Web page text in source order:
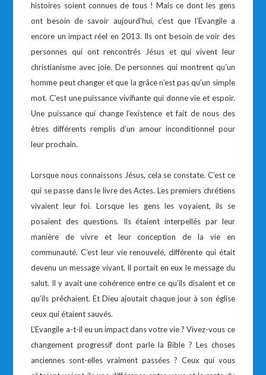
histoires soient connues de tous ! Mais ce dont les gens
ont besoin de savoir aujourd’hui, c’est que l’Evangile a
encore un impact réel en 2013. Ils ont besoin de voir des
personnes qui ont rencontrés Jésus et qui vivent leur
christianisme avec joie. De personnes qui montrent qu’un
homme peut changer et que la grâce n’est pas qu’un simple
mot. C’est une puissance vivifiante qui donne vie et espoir.
Une puissance qui change l’existence et fait de nous des
êtres différents remplis d’un amour inconditionnel pour
leur prochain.
Lorsque nous connaissons Jésus, cela se constate. C’est ce
qui se passe dans le livre des Actes. Les premiers chrétiens
vivaient leur foi. Lorsque les gens les voyaient, ils se
posaient des questions. Ils étaient interpellés par leur
manière de vivre et leur conception de la vie en
communauté. C’est leur vie renouvelé, différente qui était
devenu un message vivant. Il portait en eux le message du
salut. Il y avait une cohérence entre ce qu’ils disaient et ce
qu’ils prêchaient. Et Dieu ajoutait chaque jour à son église
ceux qui étaient sauvés.
L’Evangile a-t-il eu un impact dans votre vie ? Vivez-vous ce
changement progressif dont parle la Bible ? Les choses
anciennes sont-elles vraiment passées ? Ceux qui vous